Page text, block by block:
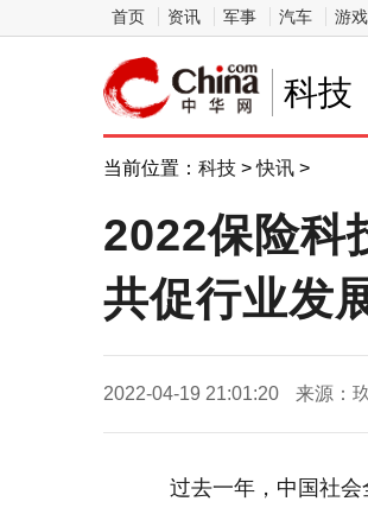
首页 资讯 军事 汽车 游戏
科技
当前位置： 科技 >快讯 >
2022保险科
共促行业发
2022-04-19 21:01:20 来源：
过去一年，中国社